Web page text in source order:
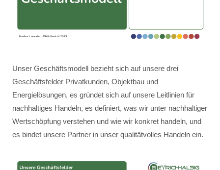
Unser Geschäftsmodell bezieht sich auf unsere drei
Geschäftsfelder Privatkunden, Objektbau und
Energielösungen, es gründet sich auf unsere Leitlinien für
nachhaltiges Handeln, es definiert, was wir unter nachhaltiger
Wertschöpfung verstehen und wie wir konkret handeln, und
es bindet unsere Partner in unser qualitätvolles Handeln ein.